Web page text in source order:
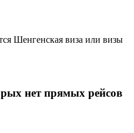
Шенгенская виза или визы
нет прямых рейсов